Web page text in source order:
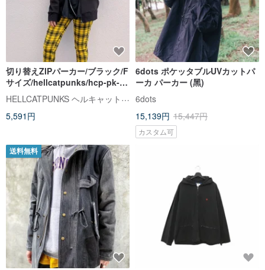
切り替えZIPパーカー/ブラック/F
サイズ/hellcatpunks/hcp-pk-
0060
HELLCATPUNKS ヘルキャットパンクス
5,591円
6dots ポケッタブルUVカットパ
ーカ パーカー (黑)
6dots
15,139円 15,447円
カスタム可
送料無料